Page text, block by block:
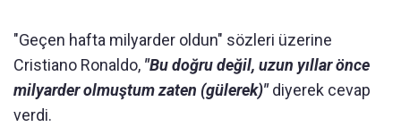
"Geçen hafta milyarder oldun" sözleri üzerine
Cristiano Ronaldo, "Bu doğru değil, uzun yıllar önce
milyarder olmuştum zaten (gülerek)"diyerek cevap
verdi.